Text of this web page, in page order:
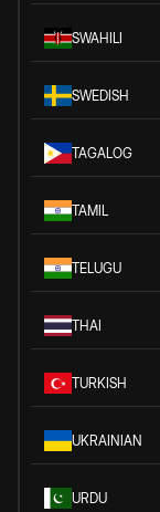
SWAHILI
SWEDISH
TAGALOG
TAMIL
TELUGU
THAI
TURKISH
UKRAINIAN
URDU